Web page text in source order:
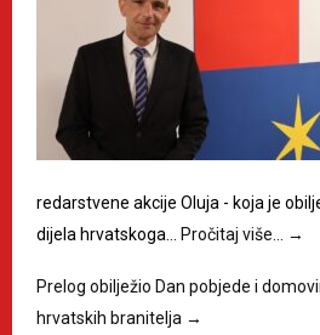
redarstvene akcije Oluja - koja je
dijela hrvatskoga…
Pročitaj više… →
Prelog obilježio Dan pobjede i
hrvatskih branitelja →